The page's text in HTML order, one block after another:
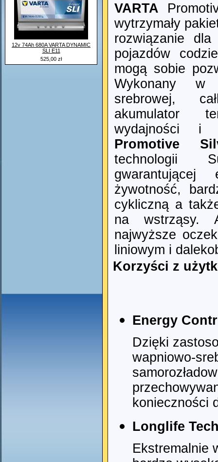
12v 74Ah 680A VARTA DYNAMIC
SLI E11
525,00 zł
VARTA
wytrzymały
rozwiązanie dla
pojazdów
mogą sobie
Wykonany w
srebrowej,
akumulator
wydajności i
Promotive
technologii
gwarantującej
żywotność,
cykliczną a
na wstrząsy.
najwyższe
liniowym i
Korzyści z
Energy
Dzięki
wapniowo-
konieczności
Longlife
Ekstremalnie